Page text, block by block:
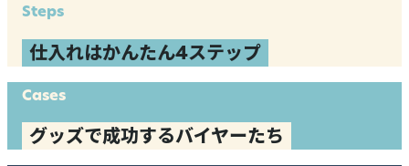
Steps
仕入れはかんたん4ステップ
Cases
グッズで成功するバイヤーたち